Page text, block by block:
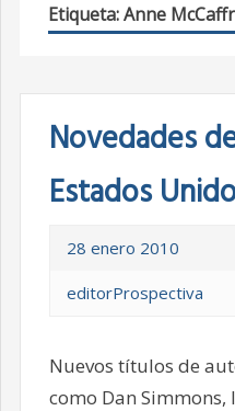
Etiqueta:Anne
Novedades
Estados
28 enero 2010
editorProspectiva
Nuevos títulos de
como Dan Simmons,